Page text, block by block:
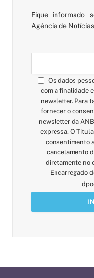
Fique informado
Agência de
Os dados
com a finalidade
newsletter. Para
fornecer o
newsletter da
expressa. O
consentimento
cancelamento
diretamente no
Encarregado